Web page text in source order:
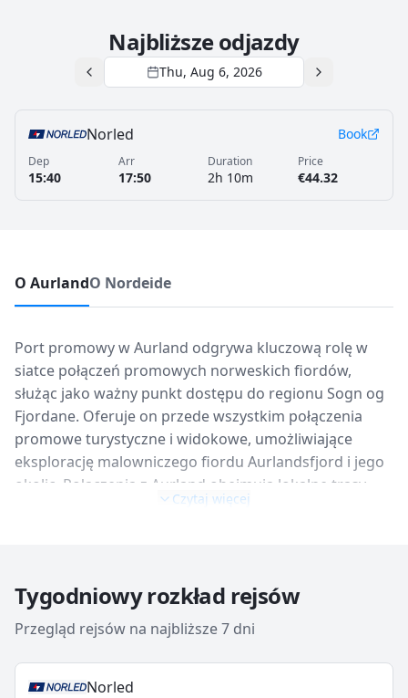
Najbliższe odjazdy
Thu, Aug 6, 2026
Norled Book
Dep
15:40
Arr
17:50
Duration
2h 10m
Price
€44.32
O AurlandO Nordeide
Port promowy w Aurland odgrywa kluczową rolę w
siatce połączeń promowych norweskich fiordów,
służąc jako ważny punkt dostępu do regionu Sogn og
Fjordane. Oferuje on przede wszystkim połączenia
promowe turystyczne i widokowe, umożliwiające
eksplorację malowniczego fiordu Aurlandsfjord i jego
okolic. Połączenia z Aurland obejmują lokalne trasy
turystyczne, często do Flam i Gudvangen, które są
zależy od sezonu, z nasileniem w miesiącach letnich.
Oprócz połączeń turystycznych, Aurland stanowi bazę
wypadową do dalszych podróży po zachodniej
Norwegii, oferując dostęp do tras autobusowych i
kolejowych w okolicy. Samo miasteczko Aurland jest
Czytaj więcej
Tygodniowy rozkład rejsów
Przegląd rejsów na najbliższe 7 dni
Norled